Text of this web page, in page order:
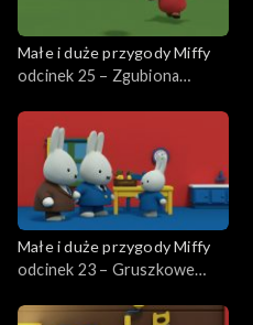
Małe i duże przygody Miffy
odcinek 25 – Zgubiona
Małe i duże przygody Miffy
odcinek 23 – Gruszkowe